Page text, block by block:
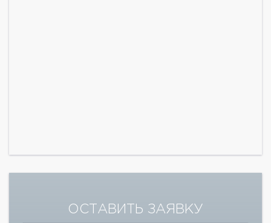
ОСТАВИТЬ ЗАЯВКУ